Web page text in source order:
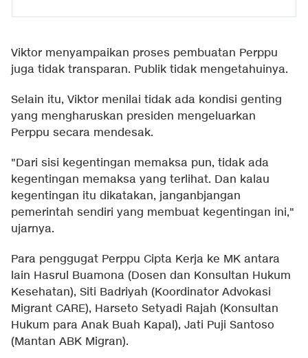
Viktor menyampaikan proses pembuatan Perppu
juga tidak transparan. Publik tidak mengetahuinya.
Selain itu, Viktor menilai tidak ada kondisi genting
yang mengharuskan presiden mengeluarkan
Perppu secara mendesak.
"Dari sisi kegentingan memaksa pun, tidak ada
kegentingan memaksa yang terlihat. Dan kalau
kegentingan itu dikatakan, janganbjangan
pemerintah sendiri yang membuat kegentingan ini,"
ujarnya.
Para penggugat Perppu Cipta Kerja ke MK antara
lain Hasrul Buamona (Dosen dan Konsultan Hukum
Kesehatan), Siti Badriyah (Koordinator Advokasi
Migrant CARE), Harseto Setyadi Rajah (Konsultan
Hukum para Anak Buah Kapal), Jati Puji Santoso
(Mantan ABK Migran).